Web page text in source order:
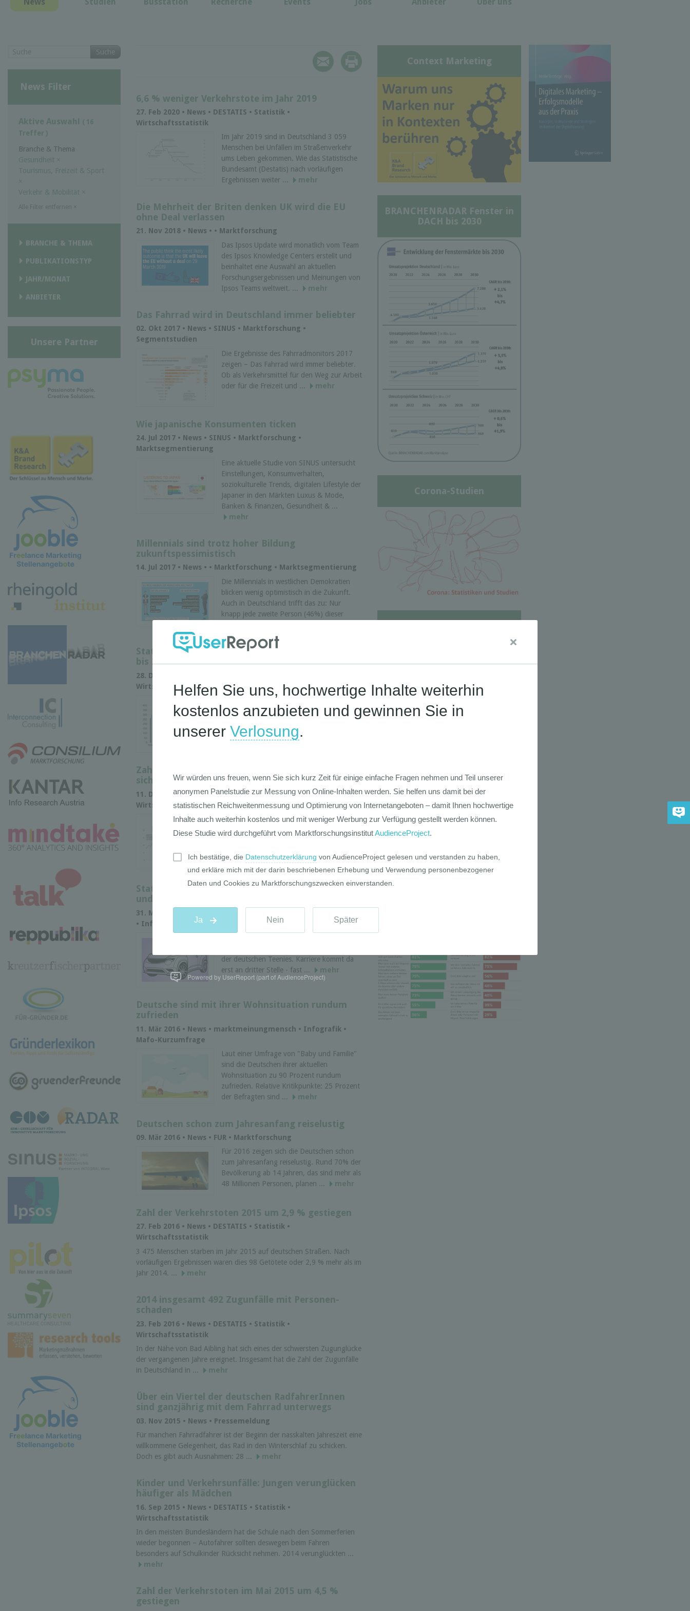
6,6 % weniger Verkehrstote im Jahr 2019
27. Feb 2020 • News • DESTATIS • Statistik •
Wirtschaftsstatistik
Im Jahr 2019 sind in Deutschland 3 059
Menschen bei Unfällen im Straßenverkehr
ums Leben gekommen. Wie das Statistische
Bundesamt (Destatis) nach vorläufigen
Ergebnissen weiter ...
mehr
Die Mehrheit der Briten denken UK wird die EU
ohne Deal verlassen
21. Nov 2018 • News • • Marktforschung
Das Ipsos Update wird monatlich vom Team
des Ipsos Knowledge Centers erstellt und
beinhaltet eine Auswahl an aktuellen
Forschungsergebnissen und Meinungen von
Ipsos Teams weltweit. ...
mehr
Das Fahrrad wird in Deutschland immer beliebter
02. Okt 2017 • News • SINUS • Marktforschung •
Segmentstudien
Die Ergebnisse des Fahrradmonitors 2017
zeigen – Das Fahrrad wird immer beliebter.
Ob als Verkehrsmittel für den Weg zur Arbeit
oder für die Freizeit und ...
mehr
Wie japanische Konsumenten ticken
24. Jul 2017 • News • SINUS • Marktforschung •
Marktsegmentierung
Eine aktuelle Studie von SINUS untersucht
Einstellungen, Konsumverhalten,
soziokulturelle Trends, digitalen Lifestyle der
Japaner in den Märkten Luxus & Mode,
Banken & Finanzen, Gesundheit & ...
mehr
Millennials sind trotz hoher Bildung
zukunftspessimistisch
14. Jul 2017 • News • • Marktforschung • Marktsegmentierung
Die Millennials in westlichen Demokratien
blicken wenig optimistisch in die Zukunft.
Auch in Deutschland trifft das zu: Nur
knapp jede zweite Person (46%) dieser
Statistik der Verkehrsunfälle in Deutschland 1953
bis 2016
28. Dez 2016 • News • DESTATIS • Statistik •
Wirtschaftsstatistik
Im Oktober 2016 kamen in Deutschland bei
Verkehrsunfällen nach vorläufigen
Ergebnissen 311 Menschen ums Leben. Das
waren 25 Verkehrstote mehr als im Oktober
Zahl der Verkehrstoten sinkt im Jahr 2016 voraus­
sichtlich um 5 %
11. Dez 2016 • News • DESTATIS • Statistik •
Wirtschaftsstatistik
Die Zahl der Getöteten im Straßen­verkehr
wird erstmals seit drei Jahren sinken und
vorliegenden Daten ...
mehr
Statussymbole der Jungen: Auto, Wohnung, Haus
und dann Karriere
31. Mär 2016 • News • marktmeinungmensch • Marktforschung
• Infografik • Mafo-Kurzumfrage
der deutschen Teenies. Karriere kommt da
erst an dritter Stelle - fast ...
mehr
Deutsche sind mit ihrer Wohnsituation rundum
zufrieden
11. Mär 2016 • News • marktmeinungmensch • Infografik •
Mafo-Kurzumfrage
Laut einer Umfrage von "Baby und Familie"
sind die Deutschen ihrer aktuellen
Wohnsituation zu 90 Prozent rundum
zufrieden. Relative Kritikpunkte: 25 Prozent
der Befragten sind ...
mehr
Deutschen schon zum Jahresanfang reiselustig
09. Mär 2016 • News • FUR • Marktforschung
Für 2016 zeigen sich die Deutschen schon
zum Jahresanfang reiselustig. Rund 70% der
Bevölkerung ab 14 Jahren, das sind mehr als
48 Millionen Personen, planen ...
mehr
Zahl der Verkehrstoten 2015 um 2,9 % gestiegen
27. Feb 2016 • News • DESTATIS • Statistik •
Wirtschaftsstatistik
3 475 Menschen starben im Jahr 2015 auf deutschen Straßen. Nach
vorläufigen Ergebnissen waren dies 98 Getötete oder 2,9 % mehr als im
Jahr 2014. ...
mehr
2014 insgesamt 492 Zug­unfälle mit Personen­
schaden
23. Feb 2016 • News • DESTATIS • Statistik •
Wirtschaftsstatistik
In der Nähe von Bad Aibling hat sich eines der schwersten Zug­unglücke
der vergangenen Jahre ereignet. Insgesamt hat die Zahl der Zug­unfälle
in Deutsch­land in ...
mehr
Über ein Viertel der deutschen RadfahrerInnen
sind ganzjährig mit dem Fahrrad unterwegs
03. Nov 2015 • News • Pressemeldung
Für manchen Fahrradfahrer ist der Beginn der nasskalten Jahreszeit eine
willkommene Gelegenheit, das Rad in den Winterschlaf zu schicken.
Doch es gibt auch Ausnahmen: 28 ...
mehr
Kinder und Verkehrsunfälle: Jungen verunglücken
häufiger als Mädchen
16. Sep 2015 • News • DESTATIS • Statistik •
Wirtschaftsstatistik
In den meisten Bundes­ländern hat die Schule nach den Sommer­ferien
wieder begonnen – Auto­fahrer sollten deswegen beim Fahren
besonders auf Schul­kinder Rück­sicht nehmen. 2014 verun­glückten ...
mehr
Zahl der Verkehrstoten im Mai 2015 um 4,5 %
gestiegen
Suche
News Filter
Aktive Auswahl ( 16
Treffer )
Branche & Thema
Gesundheit ×
Tourismus, Freizeit & Sport
×
Verkehr & Mobilität ×
BRANCHE & THEMA
PUBLIKATIONSTYP
JAHR/MONAT
ANBIETER
Unsere Partner
Context Marketing
BRANCHENRADAR Fenster in
DACH bis 2030
Corona-Studien
Die GIM Fahrradfahrer-
Typologie
Powered by UserReport (part of AudienceProject)